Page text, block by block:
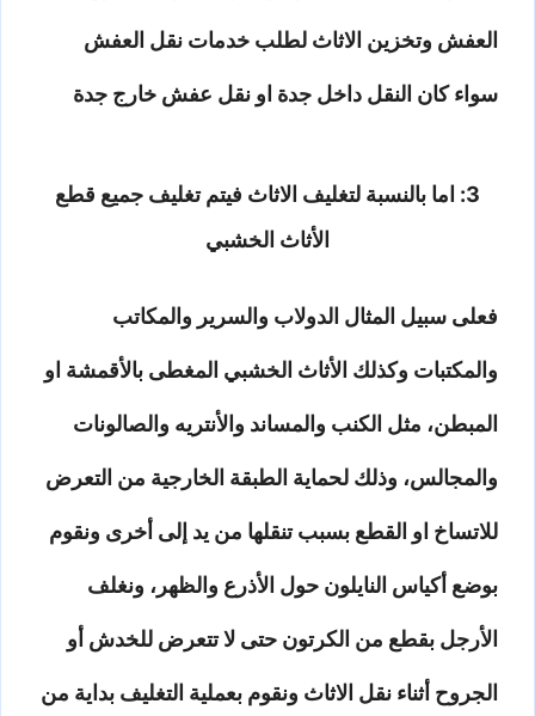
العفش وتخزين الاثاث لطلب خدمات نقل العفش
سواء كان النقل داخل جدة او نقل عفش خارج جدة
3: اما بالنسبة لتغليف الاثاث فيتم تغليف جميع قطع
الأثاث الخشبي
فعلى سبيل المثال الدولاب والسرير والمكاتب
والمكتبات وكذلك الأثاث الخشبي المغطى بالأقمشة او
المبطن، مثل الكنب والمساند والأنتريه والصالونات
والمجالس، وذلك لحماية الطبقة الخارجية من التعرض
للاتساخ او القطع بسبب تنقلها من يد إلى أخرى ونقوم
بوضع أكياس النايلون حول الأذرع والظهر، ونغلف
الأرجل بقطع من الكرتون حتى لا تتعرض للخدش أو
الجروح أثناء نقل الاثاث ونقوم بعملية التغليف بداية من